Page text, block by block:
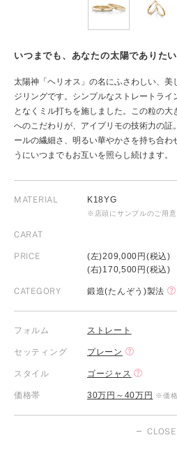
いつまでも、あなたの太陽でありたい
太陽神「ヘリオス」の名にふさわしい、美
ジリングです。シンプルなストレートライ
となくミル打ちを施しました。この粒の
へのこだわりが、アイプリモの技術力の証
ールの繊細さ、明るい華やかさを持ち合わ
うにいつまでもお互いを照らし続けます。
MATERIAL K18YG
※店頭にサンプルのご用意
CARAT
PRICE
(左)209,000円(税込)
(右)170,500円(税込)
CATEGORY 鍛造(たんぞう)製法
フォルム ストレート
セッティング プレーン
スタイル ゴージャス
価格帯 30万円～40万円 ※価格
CLOSE